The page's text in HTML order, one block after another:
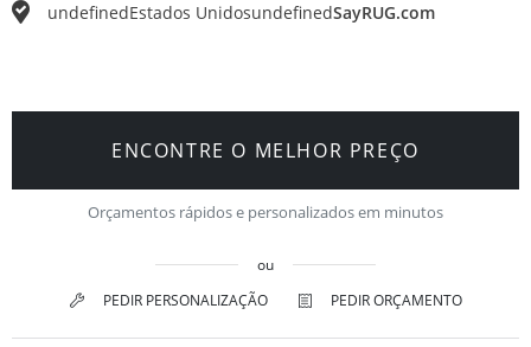
undefinedEstados UnidosundefinedSayRUG.com
ENCONTRE O MELHOR PREÇO
Orçamentos rápidos e personalizados em minutos
ou
PEDIR PERSONALIZAÇÃO
PEDIR ORÇAMENTO